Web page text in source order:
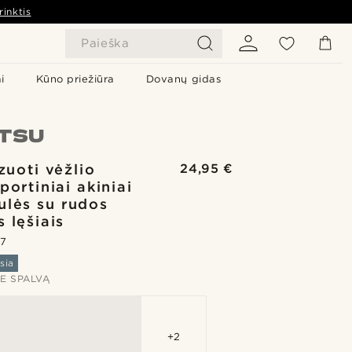
Paieška
Kūno priežiūra Dovanų gidas
vėžlio
akiniai
su rudos
lęšiais
24,95 €
SPALVĄ
+2